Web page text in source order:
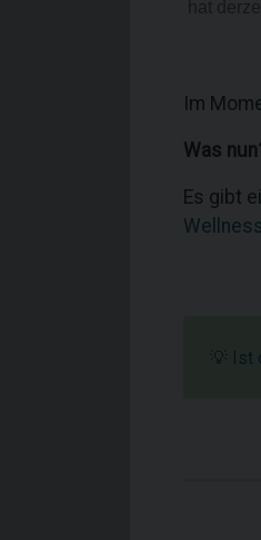
Im
Was
Es gibt
Wellness
💡 Ist